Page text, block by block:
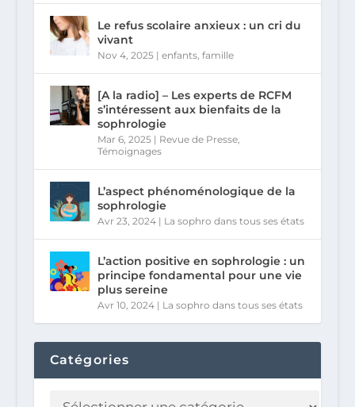
Le refus scolaire anxieux : un cri du
vivant
Nov 4, 2025| enfants, famille
[A la radio] – Les experts de RCFM
s’intéressent aux bienfaits de la
sophrologie
Mar 6, 2025| Revue de Presse,
Témoignages
L’aspect phénoménologique de la
sophrologie
Avr 23, 2024| La sophro dans tous ses états
L’action positive en sophrologie : un
principe fondamental pour une vie
plus sereine
Avr 10, 2024| La sophro dans tous ses états
Catégories